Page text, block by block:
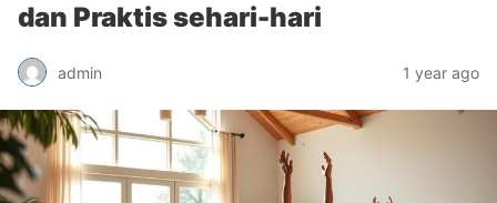
dan Praktis sehari-hari
admin 1 year ago